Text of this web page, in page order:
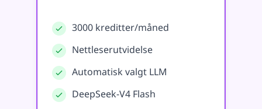
3000 kreditter/måned
Nettleserutvidelse
Automatisk valgt LLM
DeepSeek-V4 Flash